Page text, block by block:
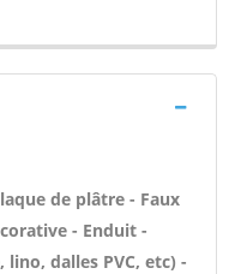
de plâtre - Faux
- Enduit -
dalles PVC, etc) -